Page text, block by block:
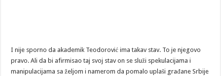
I nije sporno da akademik Teodorović ima takav stav. To je njegovo
pravo. Ali da bi afirmisao taj svoj stav on se služi spekulacijama i
manipulacijama sa željom i namerom da pomalo uplaši građane Srbije